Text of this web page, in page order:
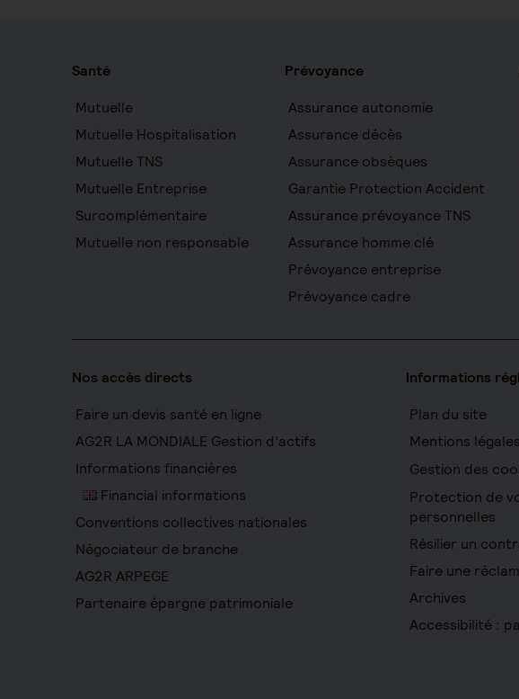
Santé
Mutuelle
Mutuelle Hospitalisation
Mutuelle TNS
Mutuelle Entreprise
Surcomplémentaire
Mutuelle non responsable
Prévoyance
Assurance autonomie
Assurance décès
Assurance obsèques
Garantie Protection Accident
Assurance prévoyance TNS
Assurance homme clé
Prévoyance entreprise
Prévoyance cadre
Nos accès directs
Faire un devis santé en ligne
AG2R LA MONDIALE Gestion d’actifs
Informations financières
Financial informations
Conventions collectives nationales
Négociateur de branche
AG2R ARPEGE
Partenaire épargne patrimoniale
Informations
Plan du site
Mentions légales
Gestion des
Protection de
personnelles
Résilier un
Faire une
Archives
Accessibilité :